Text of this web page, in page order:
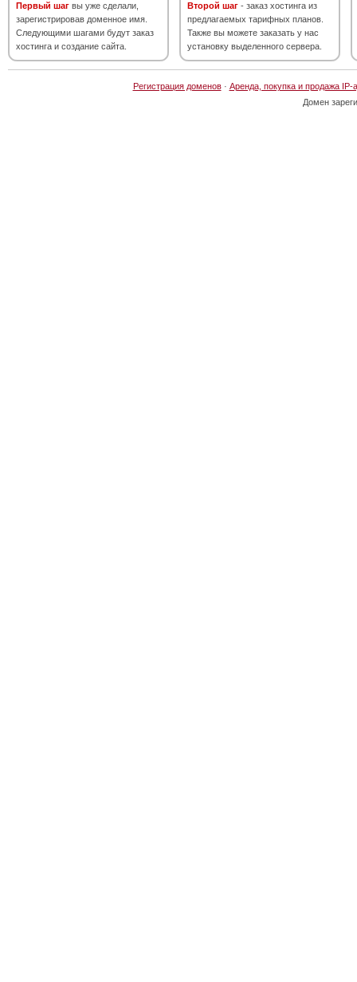
Первый шаг вы уже сделали,
зарегистрировав доменное имя.
Следующими шагами будут заказ
хостинга и создание сайта.
Второй шаг - заказ хостинга из
предлагаемых тарифных планов.
Также вы можете заказать у нас
установку выделенного сервера.
Регистрация доменов· Аренда, покупка и продажа IP-
Домен